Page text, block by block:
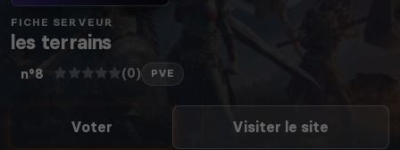
FICHE SERVEUR
les terrains
n°8 (0) PVE
Voter Visiter le site